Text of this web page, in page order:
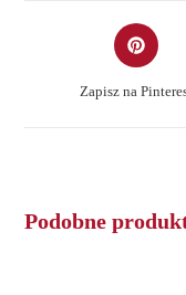
Opens
in
Zapisz na
Podobne